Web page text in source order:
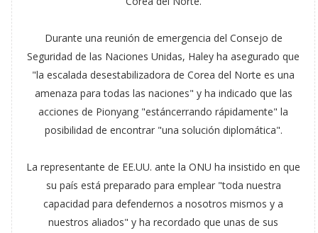
Durante una reunión de emergencia del Consejo de
Seguridad de las Naciones Unidas, Haley ha asegurado que
"la escalada desestabilizadora de Corea del Norte es una
amenaza para todas las naciones" y ha indicado que las
acciones de Pionyang "estáncerrando rápidamente" la
posibilidad de encontrar "una solución diplomática".
La representante de EE.UU. ante la ONU ha insistido en que
su país está preparado para emplear "toda nuestra
capacidad para defendernos a nosotros mismos y a
nuestros aliados" y ha recordado que unas de sus